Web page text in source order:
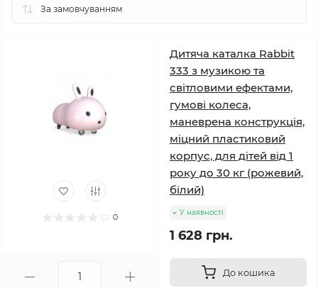
0
Дитяча каталка Rabbit
333 з музикою та
світловими ефектами,
гумові колеса,
маневрена конструкція,
міцний пластиковий
корпус, для дітей від 1
року до 30 кг (рожевий,
білий)
У наявності
1 628 грн.
До кошика